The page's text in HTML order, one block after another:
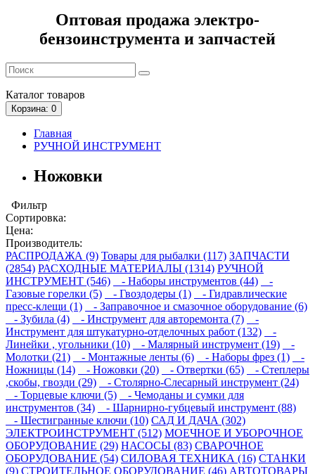
Оптовая продажа электро-
бензоинструмента и запчастей
Каталог товаров
Корзина: 0
Главная
РУЧНОЙ ИНСТРУМЕНТ
Ножовки
Фильтр
Сортировка:
Цена:
Производитель:
РАСПРОДАЖА (9) Товары для рыбалки (117) ЗАПЧАСТИ
(2854) РАСХОДНЫЕ МАТЕРИАЛЫ (1314) РУЧНОЙ
ИНСТРУМЕНТ (546)
- Наборы инструментов (44)
-
Газовые горелки (5)
- Гвоздодеры (1)
- Гидравлические
пресс-клещи (1)
- Заправочное и смазочное оборудование (6)
- Зубила (4)
- Инструмент для авторемонта (7)
-
Инструмент для штукатурно-отделочных работ (132)
-
Линейки , угольники (10)
- Малярный инструмент (19)
-
Молотки (21)
- Монтажные ленты (6) - Наборы фрез (1)
-
Ножницы (14)
- Ножовки (20) - Отвертки (65)
- Степлеры
,скобы, гвозди (29)
- Столярно-Слесарный инструмент (24)
- Торцевые ключи (5)
- Чемоданы и сумки для
инструментов (34)
- Шарнирно-губцевый инструмент (88)
- Шестигранные ключи (10) САД И ДАЧА (302)
ЭЛЕКТРОИНСТРУМЕНТ (512) МОЕЧНОЕ И УБОРОЧНОЕ
ОБОРУДОВАНИЕ (29) НАСОСЫ (83) СВАРОЧНОЕ
ОБОРУДОВАНИЕ (54) СИЛОВАЯ ТЕХНИКА (16) СТАНКИ
(9) СТРОИТЕЛЬНОЕ ОБОРУДОВАНИЕ (46) АВТОТОВАРЫ